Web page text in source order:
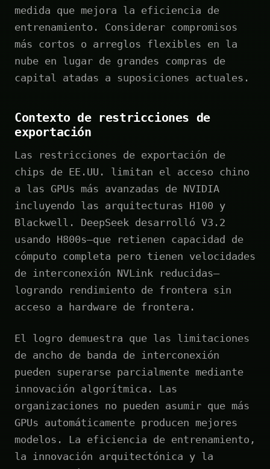
medida que mejora la eficiencia de
entrenamiento. Considerar compromisos
más cortos o arreglos flexibles en la
nube en lugar de grandes compras de
capital atadas a suposiciones actuales.
Contexto de restricciones de
exportación
Las restricciones de exportación de
chips de EE.UU. limitan el acceso chino
a las GPUs más avanzadas de NVIDIA
incluyendo las arquitecturas H100 y
Blackwell. DeepSeek desarrolló V3.2
usando H800s—que retienen capacidad de
cómputo completa pero tienen velocidades
de interconexión NVLink reducidas—
logrando rendimiento de frontera sin
acceso a hardware de frontera.
El logro demuestra que las limitaciones
de ancho de banda de interconexión
pueden superarse parcialmente mediante
innovación algorítmica. Las
organizaciones no pueden asumir que más
GPUs automáticamente producen mejores
modelos. La eficiencia de entrenamiento,
la innovación arquitectónica y la